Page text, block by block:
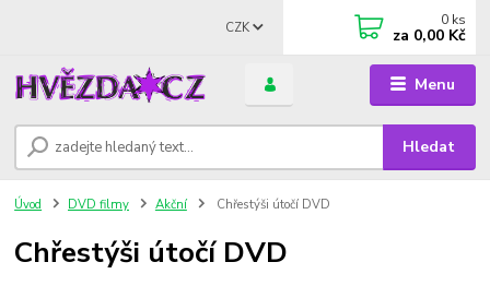
Menu
CZK
Hledat
0 ks
za 0,00 Kč
Úvod DVD filmy Akční Chřestýši útočí DVD
Chřestýši útočí DVD